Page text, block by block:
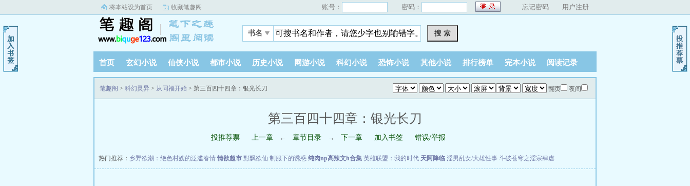
将本站设为首页 收藏笔趣阁 账号： 密码： 忘记密码 用户注册
书名 搜 索
首页 玄幻小说 仙侠小说 都市小说 历史小说 网游小说 科幻小说 恐怖小说 其他小说 排行榜单 完本小说 阅读记录
翻页 夜间
笔趣阁 > 科幻灵异 > 从同福开始 > 第三百四十四章：银光长刀
第三百四十四章：银光长刀
投推荐票 上一章 ← 章节目录 → 下一章 加入书签 错误/举报
热门推荐： 乡野欲潮：绝色村嫂的泛滥春情 情欲超市 彯飘欲仙 制服下的诱惑 纯肉np高辣文h合集 英雄联盟：我的时代 天阿降临 淫男乱女/大雄性事 斗破苍穹之淫宗肆虐